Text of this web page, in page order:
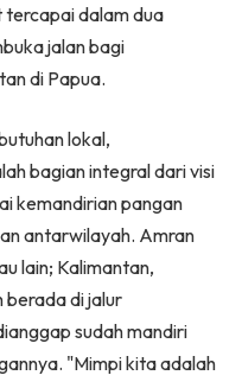
dalam dua
jalan bagi
di Papua.
lokal,
bagian integral dari visi
kemandirian pangan
antarwilayah. Amran
lain; Kalimantan,
berada di jalur
sudah mandiri
"Mimpi kita adalah